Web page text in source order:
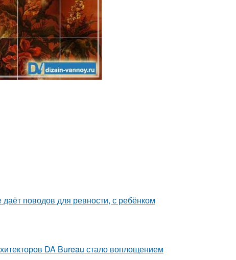
поводов для ревности, с ребёнком
DA Bureau стало воплощением